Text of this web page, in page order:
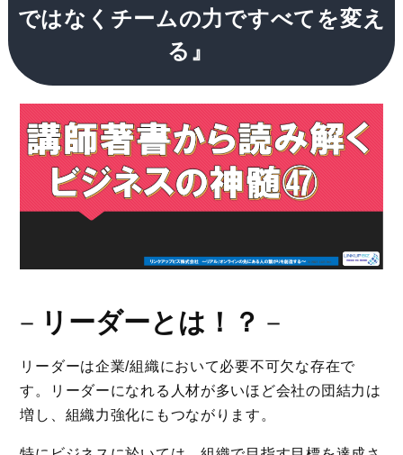
ではなくチームの力ですべてを変え
る』
－ リーダーとは！？ －
リーダーは企業/組織において必要不可欠な存在で
す。リーダーになれる人材が多いほど会社の団結力は
増し、組織力強化にもつながります。